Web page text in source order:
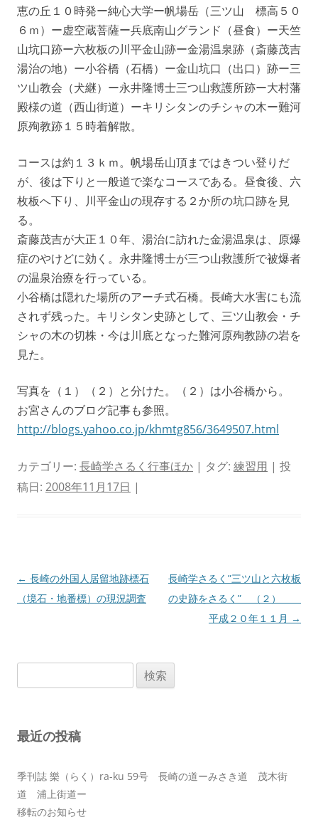
恵の丘１０時発ー純心大学ー帆場岳（三ツ山 標高５０
６ｍ）ー虚空蔵菩薩ー兵底南山グランド（昼食）ー天竺
山坑口跡ー六枚板の川平金山跡ー金湯温泉跡（斎藤茂吉
湯治の地）ー小谷橋（石橋）ー金山坑口（出口）跡ー三
ツ山教会（犬継）ー永井隆博士三つ山救護所跡ー大村藩
殿様の道（西山街道）ーキリシタンのチシャの木ー難河
原殉教跡１５時着解散。
コースは約１３ｋｍ。帆場岳山頂まではきつい登りだ
が、後は下りと一般道で楽なコースである。昼食後、六
枚板へ下り、川平金山の現存する２か所の坑口跡を見
る。
斎藤茂吉が大正１０年、湯治に訪れた金湯温泉は、原爆
症のやけどに効く。永井隆博士が三つ山救護所で被爆者
の温泉治療を行っている。
小谷橋は隠れた場所のアーチ式石橋。長崎大水害にも流
されず残った。キリシタン史跡として、三ツ山教会・チ
シャの木の切株・今は川底となった難河原殉教跡の岩を
見た。
写真を（１）（２）と分けた。（２）は小谷橋から。
お宮さんのブログ記事も参照。
http://blogs.yahoo.co.jp/khmtg856/3649507.html
カテゴリー: 長崎学さるく行事ほか | タグ: 練習用 | 投
稿日: 2008年11月17日 |
投
稿
ン
← 長崎の外国人居留地跡標石
（境石・地番標）の現況調査
長崎学さるく”三ツ山と六枚板
の史跡をさるく” （２）
平成２０年１１月 →
索:
最近の投稿
季刊誌 樂（らく）ra-ku 59号 長崎の道ーみさき道 茂木街
道 浦上街道ー
移転のお知らせ